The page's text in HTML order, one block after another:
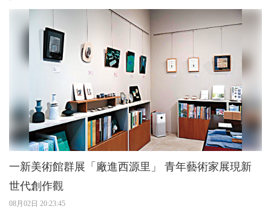
一新美術館群展「廠進西源里」 青年藝術家展現新
世代創作觀
08月02日 20:23:45